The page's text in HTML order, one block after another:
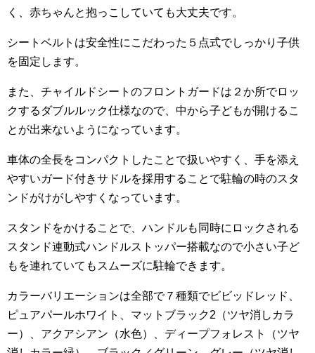
く、赤ちゃんと抱っこしていても大丈夫です。
シートベルトは安全性にこだわった５点式でしっかり子供
を固定します。
また、チャイルドシートのフロントガードは２か所でロッ
クするダブルルック仕様なので、中から子どもが開けるこ
とが出来ないようになっています。
車体の全長をコンパクトしたことで扱いやすく、手を添え
やすいガード付きサドルを採用することで駐輪の時のスタ
ンドがけがしやすくなっています。
スタンドをかけることで、ハンドルも同時にロックされる
スタンド連動式ハンドルストッパー搭載なので小さい子ど
もを連れていてもスムーズに駐輪できます。
カラーバリエーションは全部で７種類でビビッドレッド、
ピュアパールホワイト、マットブラック2（ツヤ消しカラ
ー）、アクアシアン（水色）、ディープフォレスト（ツヤ